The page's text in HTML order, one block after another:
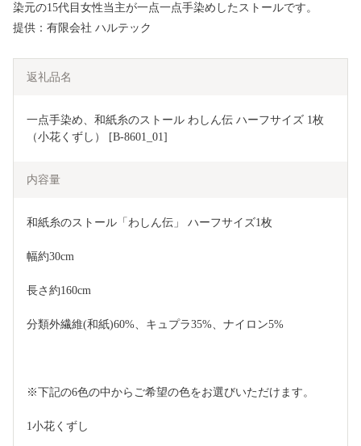
染元の15代目女性当主が一点一点手染めしたストールです。
提供：有限会社 ハルテック
返礼品名
一点手染め、和紙糸のストール わしん伝 ハーフサイズ 1枚
（小花くずし） [B-8601_01]
内容量
和紙糸のストール「わしん伝」 ハーフサイズ1枚
幅約30cm
長さ約160cm
分類外繊維(和紙)60%、キュプラ35%、ナイロン5%
※下記の6色の中からご希望の色をお選びいただけます。
1小花くずし